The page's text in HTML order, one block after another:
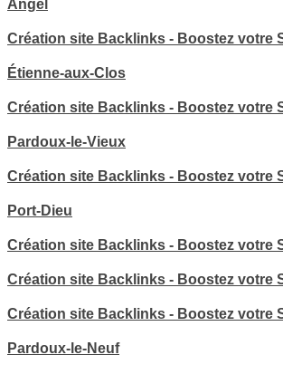
Angel
Création site Backlinks - Boostez votre
Étienne-aux-Clos
Création site Backlinks - Boostez votre
Pardoux-le-Vieux
Création site Backlinks - Boostez votre
Port-Dieu
Création site Backlinks - Boostez votre
Création site Backlinks - Boostez votre
Création site Backlinks - Boostez votre
Pardoux-le-Neuf